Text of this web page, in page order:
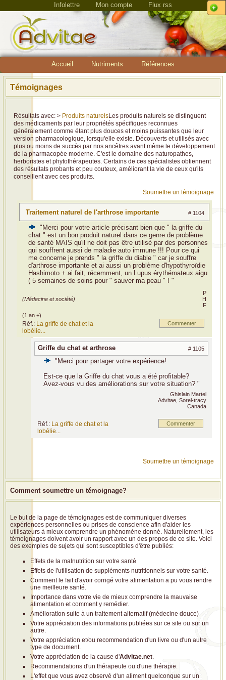
Infolettre Mon compte Flux rss
Accueil Nutriments Références
Témoignages
Résultats avec: > Produits naturelsLes produits naturels se distinguent
des médicaments par leur propriétés spécifiques reconnues
généralement comme étant plus douces et moins puissantes que leur
version pharmacologique, lorsqu'elle existe. Découverts et utilisés avec
plus ou moins de succès par nos ancêtres avant même le développement
de la pharmacopée moderne. C'est le domaine des naturopathes,
herboristes et phytothérapeutes. Certains de ces spécialistes obtiennent
des résultats probants et peu couteux, améliorant la vie de ceux qu'ils
conseillent avec ces produits.
Soumettre un témoignage
Traitement naturel de l'arthrose importante # 1104
"Merci pour votre article précisant bien que " la griffe du
chat " est un bon produit naturel dans ce genre de problème
de santé MAIS qu'il ne doit pas être utilisé par des personnes
qui souffrent aussi de maladie auto immune !!! Pour ce qui
me concerne je prends " la griffe du diable " car je souffre
d'arthrose importante et ai aussi un problème d'hypothyroïdie
Hashimoto + ai fait, récemment, un Lupus érythémateux aigu
( 5 semaines de soins pour " sauver ma peau " ! "
(Médecine et société)
P
H
F
(1 an +)
Réf.: La griffe de chat et la
lobélie...
Commenter
Griffe du chat et arthrose # 1105
"Merci pour partager votre expérience!
Est-ce que la Griffe du chat vous a été profitable?
Avez-vous vu des améliorations sur votre situation? "
Ghislain Martel
Advitae, Sorel-tracy
Canada
Réf.: La griffe de chat et la
lobélie...
Commenter
Soumettre un témoignage
Comment soumettre un témoignage?
Le but de la page de témoignages est de communiquer diverses
expériences personnelles ou prises de conscience afin d'aider les
utilisateurs à mieux comprendre un phénomène donné. Naturellement, les
témoignages doivent avoir un rapport avec un des propos de ce site. Voici
des exemples de sujets qui sont susceptibles d'être publiés:
Effets de la malnutrition sur votre santé
Effets de l'utilisation de suppléments nutritionnels sur votre santé.
Comment le fait d'avoir corrigé votre alimentation a pu vous rendre
une meilleure santé.
Importance dans votre vie de mieux comprendre la mauvaise
alimentation et comment y remédier.
Amélioration suite à un traitement alternatif (médecine douce)
Votre appréciation des informations publiées sur ce site ou sur un
autre.
Votre appréciation et/ou recommendation d'un livre ou d'un autre
type de document.
Votre appréciation de la cause d'Advitae.net
Recommendations d'un thérapeute ou d'une thérapie.
L'effet que vous avez observé d'un aliment quelconque sur un